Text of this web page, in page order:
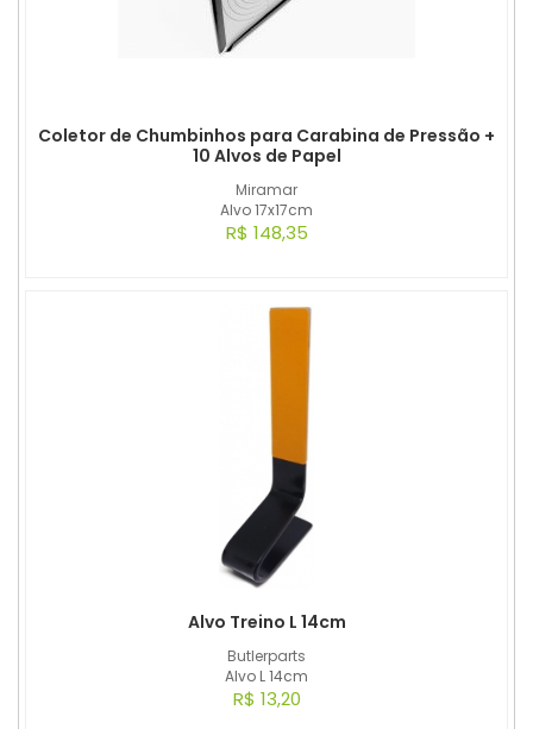
Miramar
Alvo 17x17cm
Coletor de Chumbinhos para Carabina de Pressão +
10 Alvos de Papel
R$ 148,35
Butlerparts
Alvo L 14cm
Alvo Treino L 14cm
R$ 13,20